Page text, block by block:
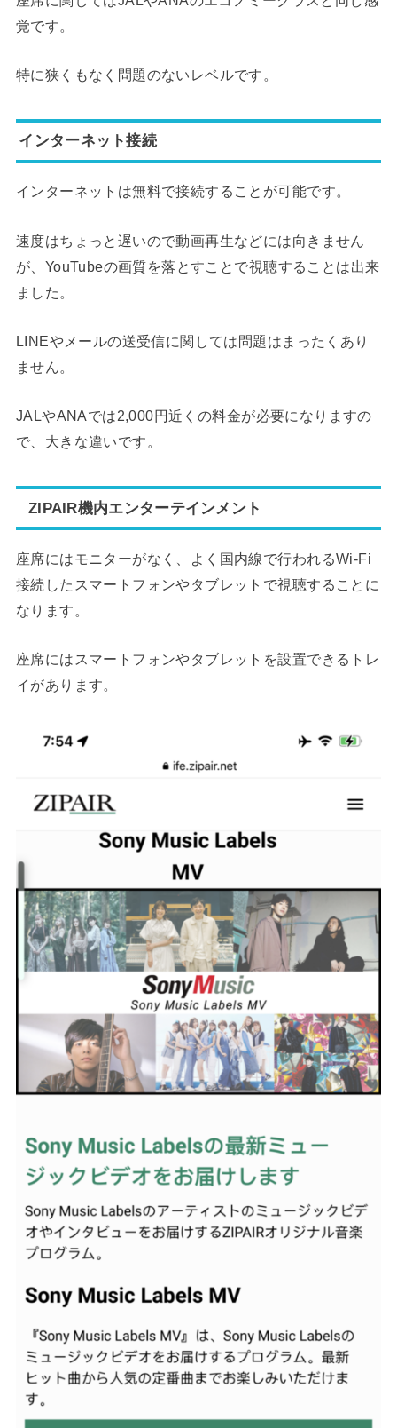
覚です。
特に狭くもなく問題のないレベルです。
インターネット接続
インターネットは無料で接続することが可能です。
速度はちょっと遅いので動画再生などには向きません
が、YouTubeの画質を落とすことで視聴することは出来
ました。
LINEやメールの送受信に関しては問題はまったくあり
ません。
JALやANAでは2,000円近くの料金が必要になりますの
で、大きな違いです。
ZIPAIR機内エンターテインメント
座席にはモニターがなく、よく国内線で行われるWi-Fi
接続したスマートフォンやタブレットで視聴することに
なります。
座席にはスマートフォンやタブレットを設置できるトレ
イがあります。